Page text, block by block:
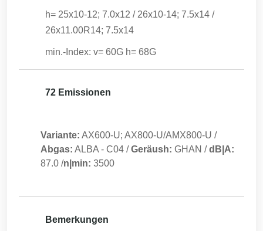
h= 25x10-12; 7.0x12 / 26x10-14; 7.5x14 /
26x11.00R14; 7.5x14
min.-Index: v= 60G h= 68G
72 Emissionen
Variante: AX600-U; AX800-U/AMX800-U /
Abgas: ALBA - C04 /Geräush: GHAN /dB|A:
87.0 /n|min: 3500
Bemerkungen